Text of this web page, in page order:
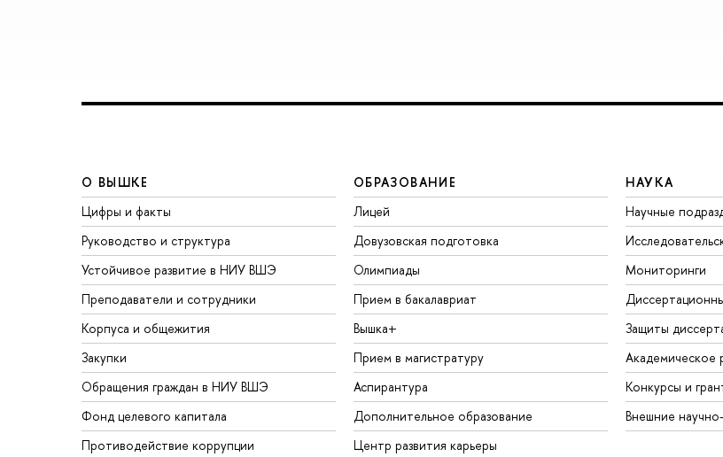
О ВЫШКЕ
Цифры и факты
Руководство и структура
Устойчивое развитие в НИУ ВШЭ
Преподаватели и сотрудники
Корпуса и общежития
Закупки
Обращения граждан в НИУ ВШЭ
Фонд целевого капитала
Противодействие коррупции
ОБРАЗОВАНИЕ
Лицей
Довузовская подготовка
Олимпиады
Прием в бакалавриат
Вышка+
Прием в магистратуру
Аспирантура
Дополнительное образование
Центр развития карьеры
НАУКА
Научные
Мониторинги
Защиты
Академическое
Конкурсы и
Внешние